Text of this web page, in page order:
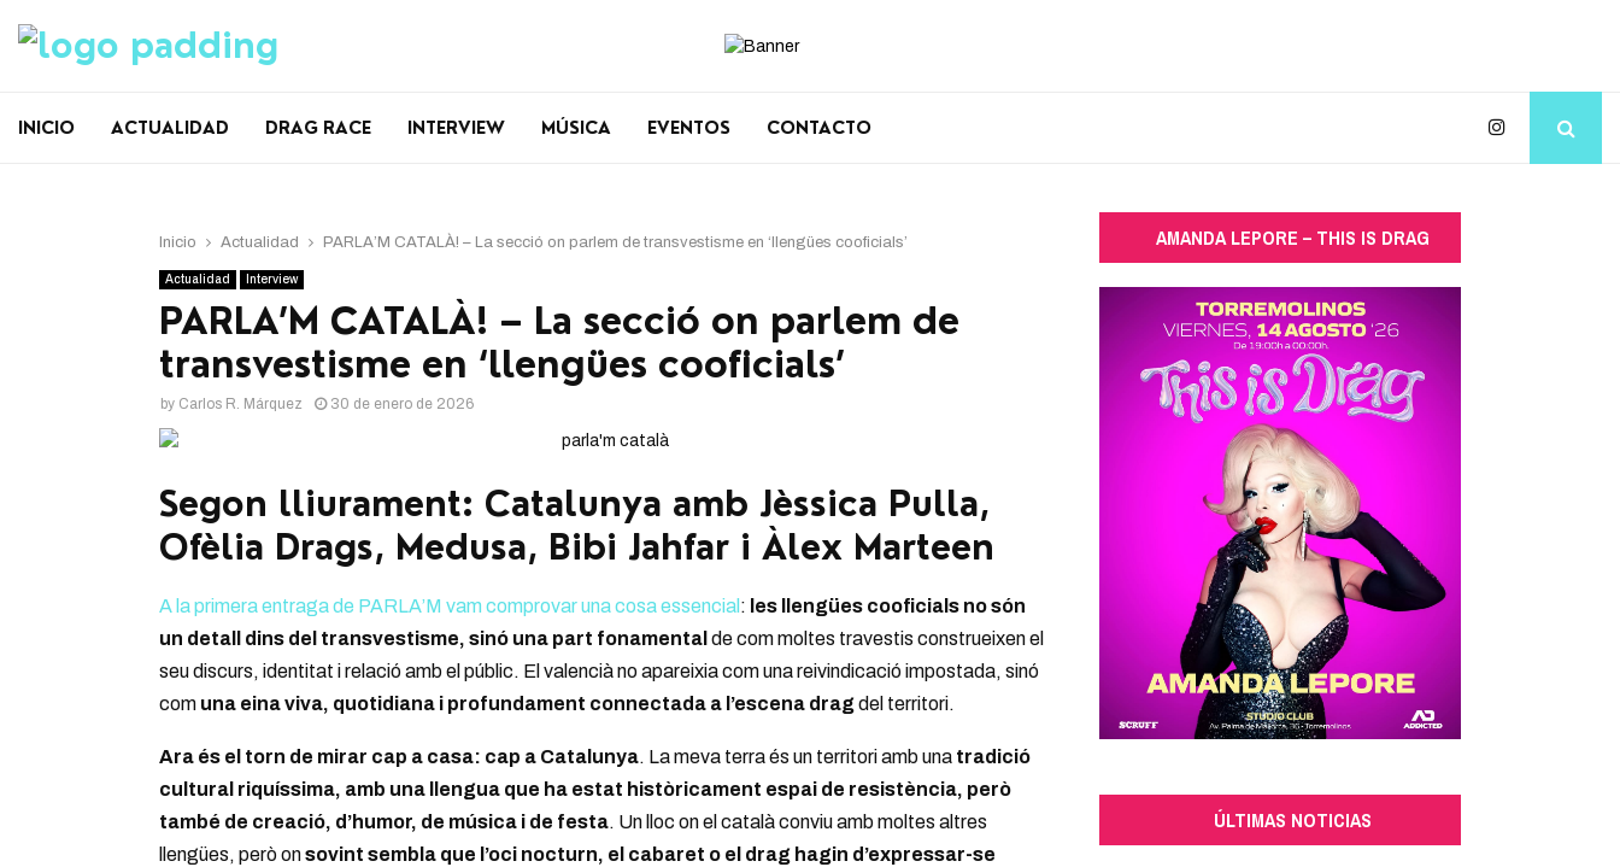
INICIO ACTUALIDAD DRAG RACE INTERVIEW MÚSICA EVENTOS CONTACTO
Inicio Actualidad PARLA’M CATALÀ! – La secció on parlem de transvestisme en ‘llengües cooficials’
Actualidad Interview
PARLA’M CATALÀ! – La secció on parlem de
transvestisme en ‘llengües cooficials’
by Carlos R. Márquez 30 de enero de 2026
Segon lliurament: Catalunya amb Jèssica Pulla,
Ofèlia Drags, Medusa, Bibi Jahfar i Àlex Marteen
A la primera entraga de PARLA’M vam comprovar una cosa essencial : les llengües cooficials no són
un detall dins del transvestisme, sinó una part fonamental de com moltes travestis construeixen el
seu discurs, identitat i relació amb el públic. El valencià no apareixia com una reivindicació impostada, sinó
com una eina viva, quotidiana i profundament connectada a l’escena dragdel territori.
Ara és el torn de mirar cap a casa: cap a Catalunya. La meva terra és un territori amb una tradició
cultural riquíssima, amb una llengua que ha estat històricament espai de resistència, però
també de creació, d’humor, de música i de festa. Un lloc on el català conviu amb moltes altres
llengües, però onsovint sembla que l’oci nocturn, el cabaret o el drag hagin d’expressar-se
AMANDA LEPORE – THIS IS DRAG
ÚLTIMAS NOTICIAS